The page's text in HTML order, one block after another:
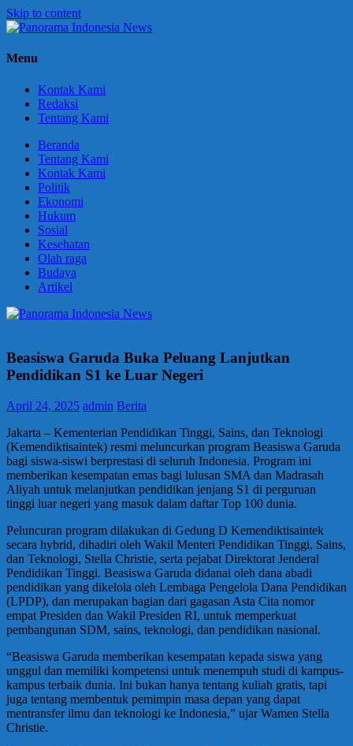
Skip to content
Panorama
Berani
Menu
Kontak Kami
Redaksi
Tentang Kami
Beranda
Tentang Kami
Kontak Kami
Politik
Ekonomi
Hukum
Sosial
Kesehatan
Olah raga
Budaya
Artikel
Beasiswa Garuda Buka Peluang Lanjutkan
Pendidikan S1 ke Luar Negeri
April 24, 2025 admin Berita
Jakarta – Kementerian Pendidikan Tinggi, Sains, dan Teknologi
(Kemendiktisaintek) resmi meluncurkan program Beasiswa Garuda
bagi siswa-siswi berprestasi di seluruh Indonesia. Program ini
memberikan kesempatan emas bagi lulusan SMA dan Madrasah
Aliyah untuk melanjutkan pendidikan jenjang S1 di perguruan
tinggi luar negeri yang masuk dalam daftar Top 100 dunia.
Peluncuran program dilakukan di Gedung D Kemendiktisaintek
secara hybrid, dihadiri oleh Wakil Menteri Pendidikan Tinggi, Sains,
dan Teknologi, Stella Christie, serta pejabat Direktorat Jenderal
Pendidikan Tinggi. Beasiswa Garuda didanai oleh dana abadi
pendidikan yang dikelola oleh Lembaga Pengelola Dana Pendidikan
(LPDP), dan merupakan bagian dari gagasan Asta Cita nomor
empat Presiden dan Wakil Presiden RI, untuk memperkuat
pembangunan SDM, sains, teknologi, dan pendidikan nasional.
“Beasiswa Garuda memberikan kesempatan kepada siswa yang
unggul dan memiliki kompetensi untuk menempuh studi di kampus-
kampus terbaik dunia. Ini bukan hanya tentang kuliah gratis, tapi
juga tentang membentuk pemimpin masa depan yang dapat
mentransfer ilmu dan teknologi ke Indonesia,” ujar Wamen Stella
Christie.